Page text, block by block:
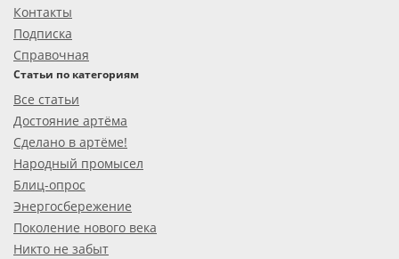
Контакты
Подписка
Справочная
Статьи по категориям
Все статьи
Достояние артёма
Сделано в артёме!
Народный промысел
Блиц-опрос
Энергосбережение
Поколение нового века
Никто не забыт